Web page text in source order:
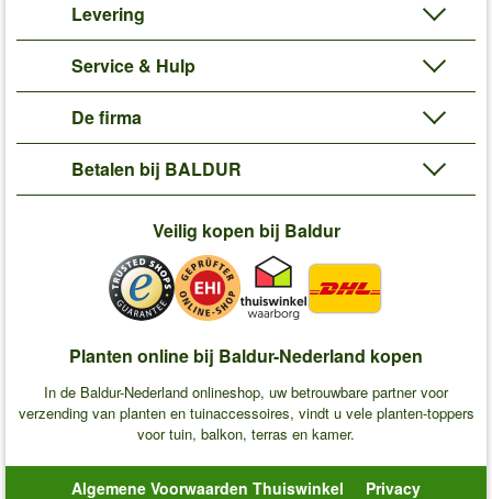
Levering
Service & Hulp
De firma
Betalen bij BALDUR
Veilig kopen bij Baldur
Planten online bij Baldur-Nederland kopen
In de Baldur-Nederland onlineshop, uw betrouwbare partner voor
verzending van planten en tuinaccessoires, vindt u vele planten-toppers
voor tuin, balkon, terras en kamer.
Algemene Voorwaarden Thuiswinkel Privacy